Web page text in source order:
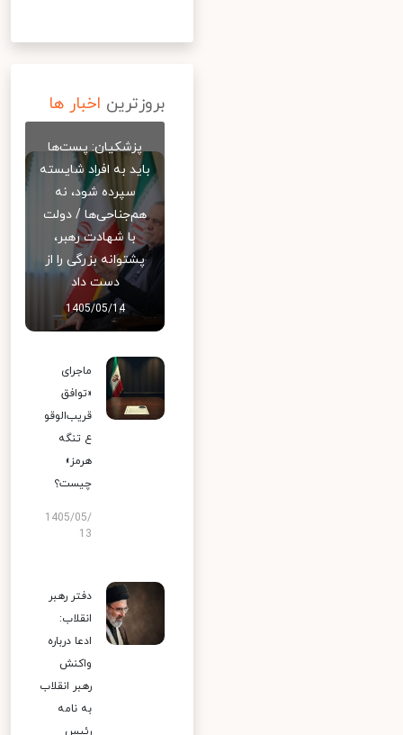
بروزترین اخبار ها
پزشکیان: پست‌ها
باید به افراد شایسته
سپرده شود، نه
هم‌جناحی‌ها / دولت
با شهادت رهبر،
پشتوانه بزرگی را از
دست داد
1405/05/14
ماجرای
«توافق
قریب‌الوقو
ع تنگه
هرمز»
چیست؟
1405/05/
13
دفتر رهبر
انقلاب:
ادعا درباره
واکنش
رهبر انقلاب
به نامه
رئیس